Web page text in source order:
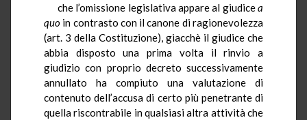
che l’omissione legislativa appare al giudicea
quo in contrasto con il canone di ragionevolezza
(art. 3 della Costituzione), giacchè il giudice che
abbia disposto una prima volta il rinvio a
giudizio con proprio decreto successivamente
annullato ha compiuto una valutazione di
contenuto dell’accusa di certo più penetrante di
quella riscontrabile in qualsiasi altra attività che